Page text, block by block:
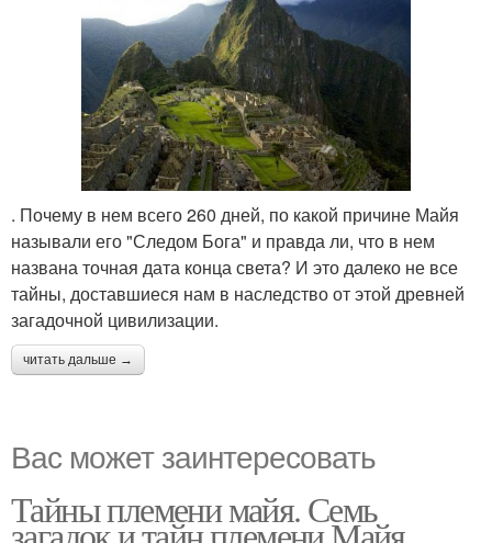
. Почему в нем всего 260 дней, по какой причине Майя
называли его "Следом Бога" и правда ли, что в нем
названа точная дата конца света? И это далеко не все
тайны, доставшиеся нам в наследство от этой древней
загадочной цивилизации.
читать дальше →
Вас может заинтересовать
Тайны племени майя. Семь